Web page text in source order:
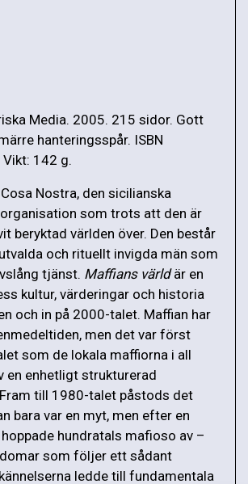
Media. 2005. 215 sidor. Gott
hanteringsspår. ISBN
142 g.
Nostra, den sicilianska
organisation som trots att den är
beryktad världen över. Den består
och rituellt invigda män som
tjänst. Maffians världär en
kultur, värderingar och historia
och in på 2000-talet. Maffian har
men det var först
som de lokala maffiorna i all
en enhetligt strukturerad
till 1980-talet påstods det
bara var en myt, men efter en
hundratals mafioso av –
som följer ett sådant
ledde till fundamentala